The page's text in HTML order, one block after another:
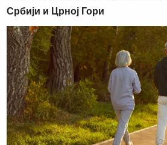
Србији и Црној Гори